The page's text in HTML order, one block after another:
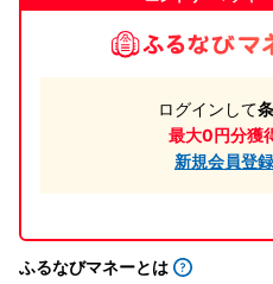
ログインして
最大0円分獲
新規会員登
ふるなびマネーとは